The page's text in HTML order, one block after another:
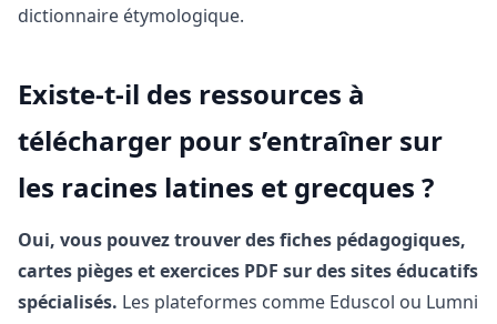
dictionnaire étymologique.
Existe-t-il des ressources à
télécharger pour s’entraîner sur
les racines latines et grecques ?
Oui, vous pouvez trouver des fiches pédagogiques,
cartes pièges et exercices PDF sur des sites éducatifs
spécialisés. Les plateformes comme Eduscol ou Lumni